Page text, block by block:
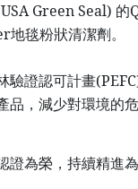
Green Seal) 的
毯粉狀清潔劑。
驗證認可計畫
品，減少對環境的危
為榮，持續精進為